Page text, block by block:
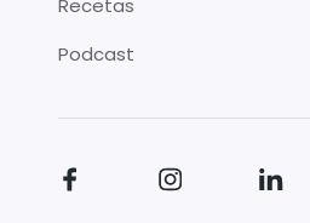
Recetas
Podcast